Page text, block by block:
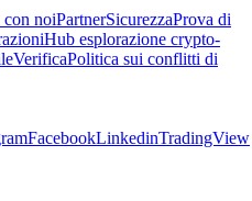
noiPartnerSicurezzaProva di
Hub esplorazione crypto-
VerificaPolitica sui conflitti di
FacebookLinkedinTradingView